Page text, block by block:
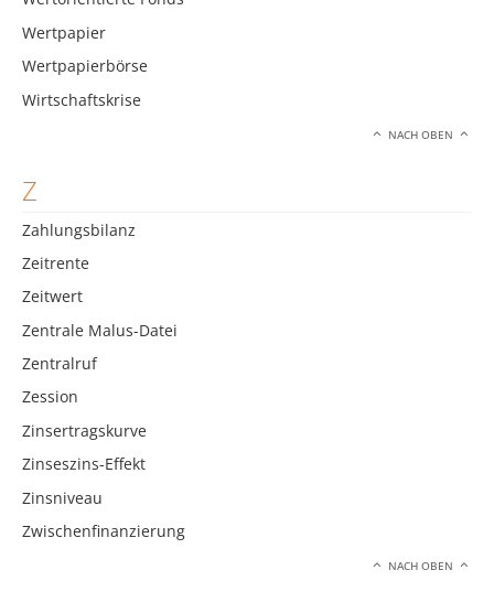
Wertpapier
Wertpapierbörse
Wirtschaftskrise
NACH OBEN
Z
Zahlungsbilanz
Zeitrente
Zeitwert
Zentrale Malus-Datei
Zentralruf
Zession
Zinsertragskurve
Zinseszins-Effekt
Zinsniveau
Zwischenfinanzierung
NACH OBEN